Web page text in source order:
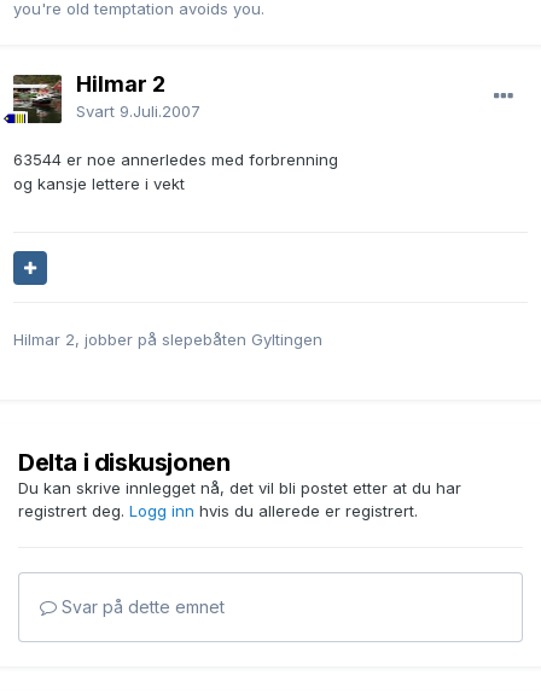
you're old temptation avoids you.
Hilmar 2
Svart 9.Juli.2007
63544 er noe annerledes med forbrenning
og kansje lettere i vekt
Hilmar 2, jobber på slepebåten Gyltingen
Delta i diskusjonen
Du kan skrive innlegget nå, det vil bli postet etter at du har
registrert deg. Logg inn hvis du allerede er registrert.
Svar på dette emnet